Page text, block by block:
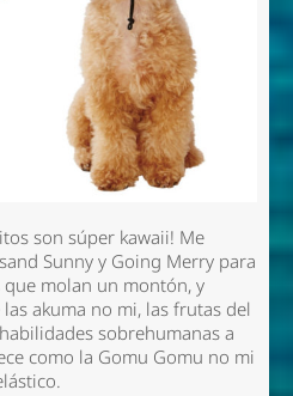
son súper kawaii! Me
Sunny y Going Merry para
molan un montón, y
akuma no mi, las frutas del
sobrehumanas a
como la Gomu Gomu no mi